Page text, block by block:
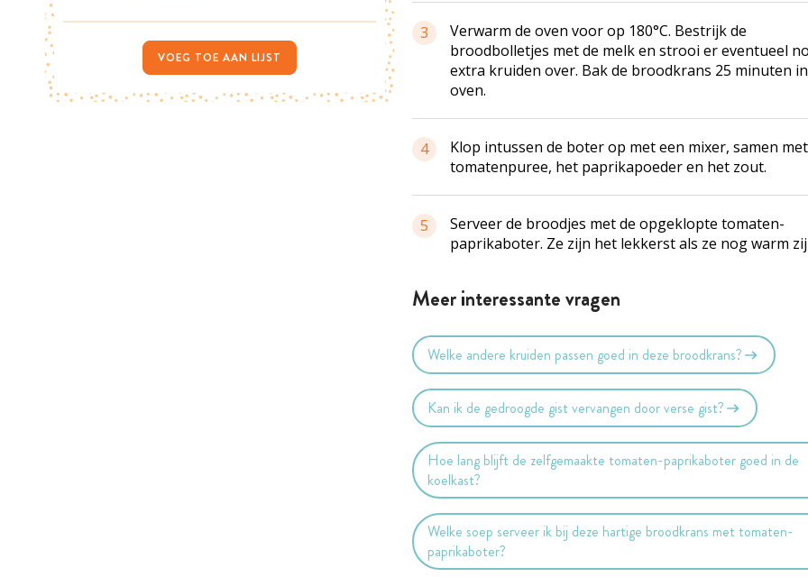
3
Verwarm de oven voor op 180°C. Bestrijk de
broodbolletjes met de melk en strooi er eventueel
extra kruiden over. Bak de broodkrans 25 minuten
oven.
4
Klop intussen de boter op met een mixer, samen
tomatenpuree, het paprikapoeder en het zout.
5
Serveer de broodjes met de opgeklopte tomaten-
paprikaboter. Ze zijn het lekkerst als ze nog warm
Meer interessante vragen
Welke andere kruiden passen goed in deze broodkrans?
Kan ik de gedroogde gist vervangen door verse gist?
Hoe lang blijft de zelfgemaakte tomaten-paprikaboter goed in de
koelkast?
Welke soep serveer ik bij deze hartige broodkrans met tomaten-
paprikaboter?
VOEG TOE AAN LIJST